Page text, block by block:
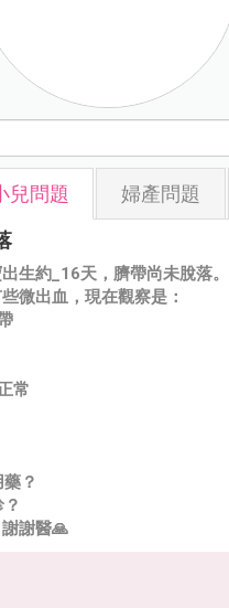
兒問題 婦產問題
生約_16天，臍帶尚未脫落。
微出血，現在觀察是：
常
？
謝醫🙏